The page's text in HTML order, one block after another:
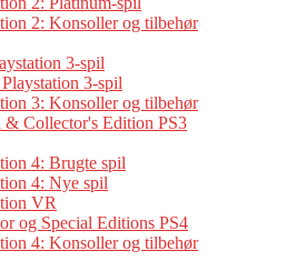
2: Konsoller og tilbehør
3-spil
3-spil
3: Konsoller og tilbehør
& Collector's Edition PS3
4: Brugte spil
4: Nye spil
VR
og Special Editions PS4
4: Konsoller og tilbehør